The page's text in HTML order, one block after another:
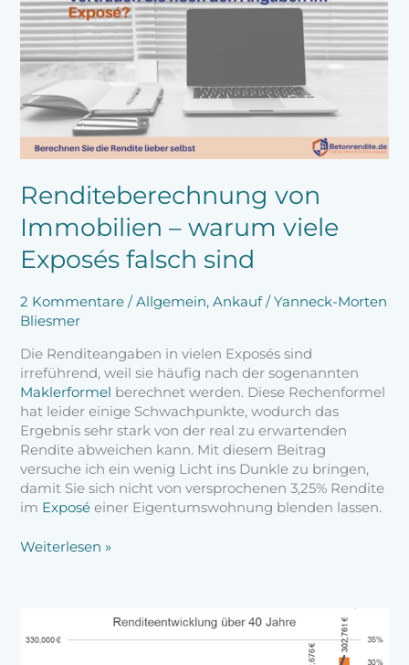
Renditeberechnung von
Immobilien – warum viele
Exposés falsch sind
2 Kommentare /Allgemein,Ankauf/Yanneck-Morten
Bliesmer
Die Renditeangaben in vielen Exposés sind
irreführend, weil sie häufig nach der sogenannten
Maklerformel berechnet werden. Diese Rechenformel
hat leider einige Schwachpunkte, wodurch das
Ergebnis sehr stark von der real zu erwartenden
Rendite abweichen kann. Mit diesem Beitrag
versuche ich ein wenig Licht ins Dunkle zu bringen,
damit Sie sich nicht von versprochenen 3,25% Rendite
im Exposé einer Eigentumswohnung blenden lassen.
von
Immobilien
–
warum
viele
Exposés
falsch
sind
Weiterlesen »
JETZT